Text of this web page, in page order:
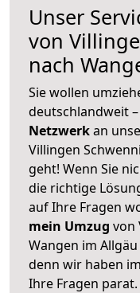
Unser
von
nach
Sie wollen
deutschlandweit
Netzwerkan
Villingen
geht! Wenn Sie
die richtige
auf Ihre Fragen
mein Umzug von
Wangen im
denn wir haben
Ihre Fragen parat.